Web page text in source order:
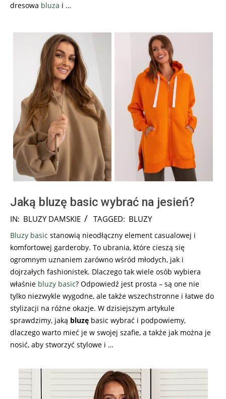
dresowa bluza i …
Jaką bluzę basic wybrać na jesień?
2023-
07
IN: BLUZY DAMSKIE TAGGED: BLUZY
Bluzy basic stanowią nieodłączny element casualowej i
komfortowej garderoby. To ubrania, które cieszą się
ogromnym uznaniem zarówno wśród młodych, jak i
dojrzałych fashionistek. Dlaczego tak wiele osób wybiera
właśnie bluzy basic? Odpowiedź jest prosta – są one nie
tylko niezwykle wygodne, ale także wszechstronne i łatwe do
stylizacji na różne okazje. W dzisiejszym artykule
sprawdzimy, jaką bluzę basic wybrać i podpowiemy,
dlaczego warto mieć je w swojej szafie, a także jak można je
nosić, aby stworzyć stylowe i …